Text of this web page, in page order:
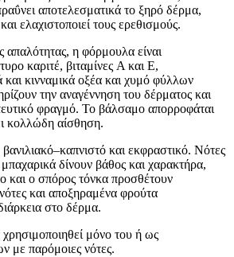
αποτελεσματικά το ξηρό δέρμα,
ελαχιστοποιεί τους ερεθισμούς.
απαλότητας, η φόρμουλα είναι
καριτέ, βιταμίνες A και E,
και κινναμικά οξέα και χυμό φύλλων
την αναγέννηση του δέρματος και
φραγμό. Το βάλσαμο απορροφάται
κολλώδη αίσθηση.
και εκφραστικό. Νότες
δίνουν βάθος και χαρακτήρα,
και ο σπόρος τόνκα προσθέτουν
και αποξηραμένα φρούτα
στο δέρμα.
μόνο του ή ως
παρόμοιες νότες.